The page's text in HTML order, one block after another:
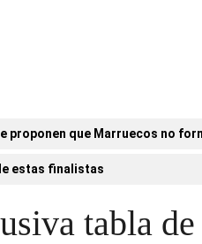
proponen que Marruecos no
estas finalistas
tabla